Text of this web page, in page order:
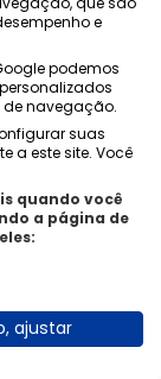
Aviso Legal
reservados.
e
podemos
de navegação.
suas
a este site. Você
quando você
a página de
ajustar